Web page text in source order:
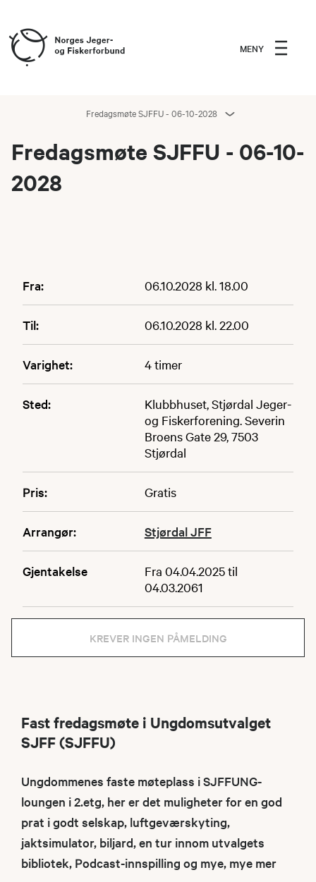
MENY
Fredagsmøte SJFFU - 06-10-2028
Fredagsmøte SJFFU - 06-10-
2028
Fra: 06.10.2028 kl. 18.00
Til: 06.10.2028 kl. 22.00
Varighet: 4 timer
Sted:
Klubbhuset, Stjørdal Jeger-
og Fiskerforening. Severin
Broens Gate 29, 7503
Stjørdal
Pris: Gratis
Arrangør: Stjørdal JFF
Gjentakelse
Fra 04.04.2025 til
04.03.2061
KREVER INGEN PÅMELDING
Fast fredagsmøte i Ungdomsutvalget
SJFF (SJFFU)
Ungdommenes faste møteplass i SJFFUNG-
loungen i 2.etg, her er det muligheter for en god
prat i godt selskap, luftgeværskyting,
jaktsimulator, biljard, en tur innom utvalgets
bibliotek, Podcast-innspilling og mye, mye mer